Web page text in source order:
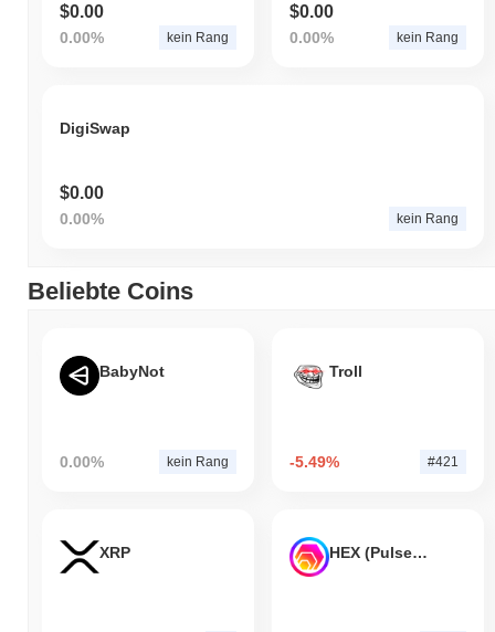
$0.00
0.00% kein Rang
$0.00
0.00% kein Rang
DigiSwap
$0.00
0.00% kein Rang
Beliebte Coins
BabyNot
0.00% kein Rang
Troll
-5.49% #421
XRP HEX (Pulsechain)